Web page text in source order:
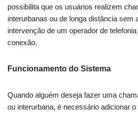
possibilita que os usuários realizem
interurbanas ou de longa distância sem
intervenção de um operador de
conexão.
Funcionamento do Sistema
Quando alguém deseja fazer uma
ou interurbana, é necessário adicionar